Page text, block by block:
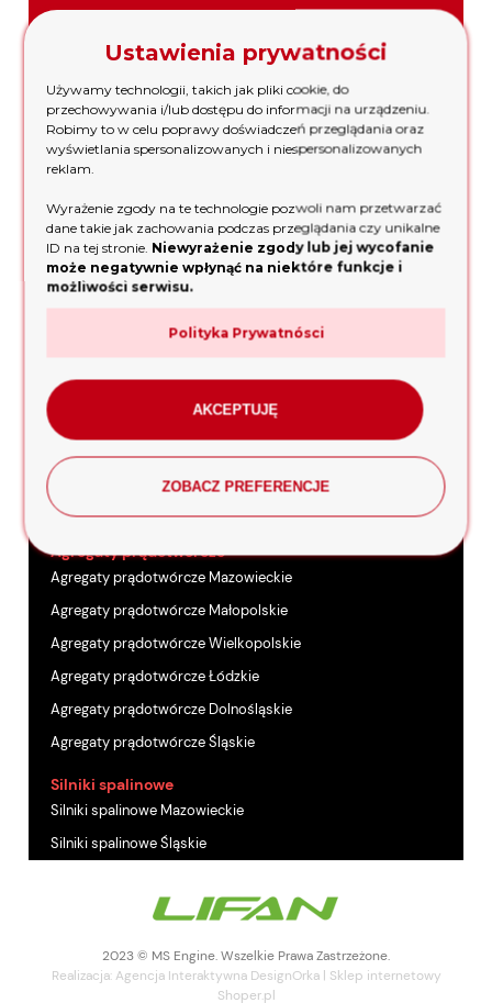
Masz pytanie? Chętnie pomożemy!
silnikispalinowe@interia.pl
Agregaty prądotwórcze
Agregaty prądotwórcze Mazowieckie
Agregaty prądotwórcze Małopolskie
Agregaty prądotwórcze Wielkopolskie
Agregaty prądotwórcze Łódzkie
Agregaty prądotwórcze Dolnośląskie
Agregaty prądotwórcze Śląskie
Silniki spalinowe
Silniki spalinowe Mazowieckie
Silniki spalinowe Śląskie
2023 © MS Engine. Wszelkie Prawa Zastrzeżone.
Realizacja: Agencja Interaktywna DesignOrka| Sklep internetowy
Shoper.pl
Ustawienia prywatności
Używamy technologii, takich jak pliki cookie, do
przechowywania i/lub dostępu do informacji na urządzeniu.
Robimy to w celu poprawy doświadczeń przeglądania oraz
wyświetlania spersonalizowanych i niespersonalizowanych
reklam.
Wyrażenie zgody na te technologie pozwoli nam przetwarzać
dane takie jak zachowania podczas przeglądania czy unikalne
ID na tej stronie. Niewyrażenie zgody lub jej wycofanie
może negatywnie wpłynąć na niektóre funkcje i
możliwości serwisu.
Polityka Prywatnósci
AKCEPTUJĘ
ZOBACZ PREFERENCJE